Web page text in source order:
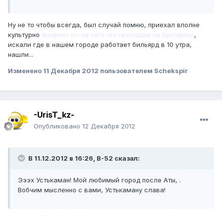
Ну не то чтобы всегда, был случай помню, приехал вполне
культурно (видимо из-за того что проездом на бухтарму),
искали где в нашем городе работает бильярд в 10 утра,
нашли...
Изменено 11 Декабря 2012 пользователем Schekspir
-UrisT_kz-
Опубликовано 12 Декабря 2012
В 11.12.2012 в 16:26, B-52 сказал:
Эээх Устькаман! Мой любимый город после Аты, .
Вобчим мысленно с вами, Устькаману слава!